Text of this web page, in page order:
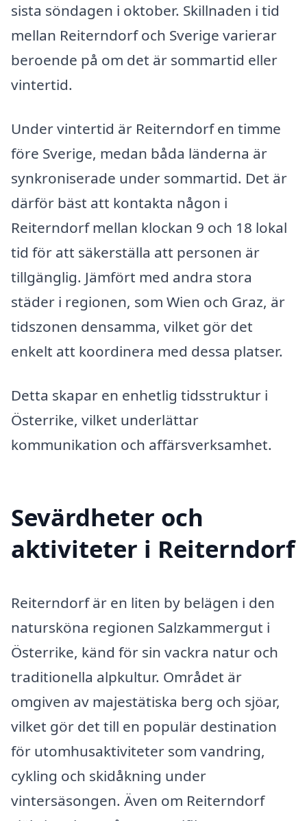
sista söndagen i oktober. Skillnaden i tid
mellan Reiterndorf och Sverige varierar
beroende på om det är sommartid eller
vintertid.
Under vintertid är Reiterndorf en timme
före Sverige, medan båda länderna är
synkroniserade under sommartid. Det är
därför bäst att kontakta någon i
Reiterndorf mellan klockan 9 och 18 lokal
tid för att säkerställa att personen är
tillgänglig. Jämfört med andra stora
städer i regionen, som Wien och Graz, är
tidszonen densamma, vilket gör det
enkelt att koordinera med dessa platser.
Detta skapar en enhetlig tidsstruktur i
Österrike, vilket underlättar
kommunikation och affärsverksamhet.
Sevärdheter och
aktiviteter i Reiterndorf
Reiterndorf är en liten by belägen i den
natursköna regionen Salzkammergut i
Österrike, känd för sin vackra natur och
traditionella alpkultur. Området är
omgiven av majestätiska berg och sjöar,
vilket gör det till en populär destination
för utomhusaktiviteter som vandring,
cykling och skidåkning under
vintersäsongen. Även om Reiterndorf